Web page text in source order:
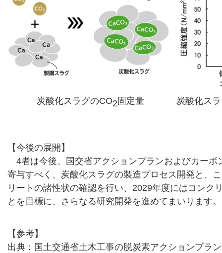
炭酸化スラグのCO2 固定量 炭酸化ス
【今後の展開】
4者は今後、国交省アクションプランおよびカーボ
寄与すべく、炭酸化スラグの製造プロセス開発と、
リートの諸性状の確認を行い、2029年度にはコンク
とを目標に、さらなる研究開発を進めてまいります。
【参考】
出典：国土交通省土木工事の脱炭素アクションプラ